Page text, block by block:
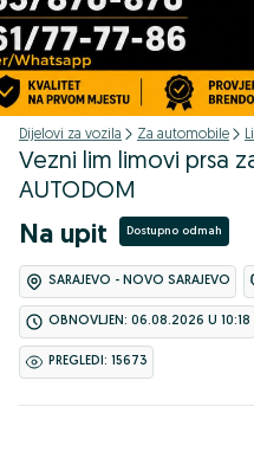
Dijelovi za vozila Za automobile
Vezni lim limovi prsa
AUTODOM
Na upit Dostupno odmah
SARAJEVO - NOVO SARAJEVO
OBNOVLJEN: 06.08.2026 U 10:18
PREGLEDI: 15673